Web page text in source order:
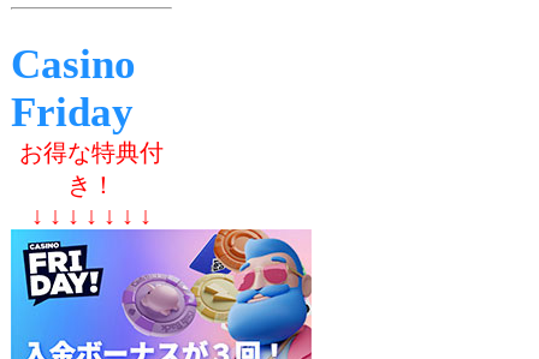
Casino
Friday
お得な特典付
き！
↓ ↓ ↓ ↓ ↓ ↓ ↓